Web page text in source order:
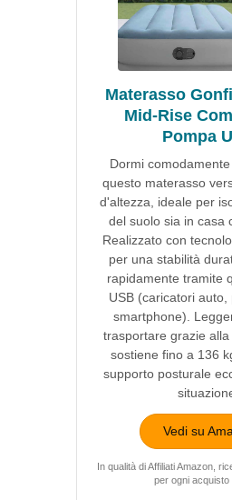
Materasso
Mid-Rise
Pompa
Dormi
questo materasso
d'altezza, ideale per
del suolo sia in casa
Realizzato con
per una stabilità
rapidamente tramite
USB (caricatori
smartphone).
trasportare grazie alla
sostiene fino a 136
supporto posturale
Vedi su
In qualità di Affiliati Amazon,
per ogni acquisto